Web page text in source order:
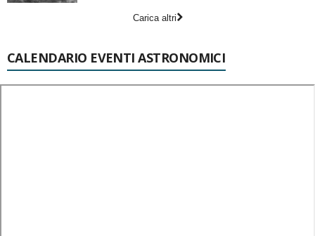
Carica altri
CALENDARIO EVENTI ASTRONOMICI